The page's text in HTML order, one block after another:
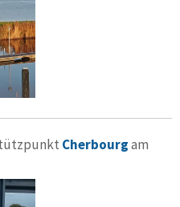
Cherbourgam